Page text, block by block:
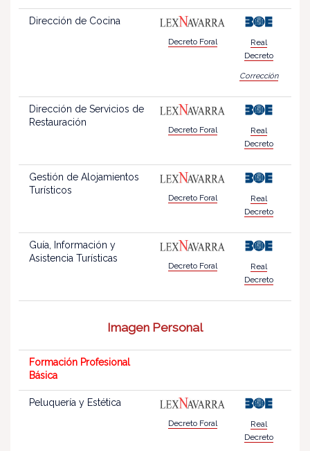
Dirección de Cocina
Decreto Foral
Real
Decreto
Corrección
Dirección de Servicios de
Restauración
Decreto Foral
Real
Decreto
Gestión de Alojamientos
Turísticos
Decreto Foral
Real
Decreto
Guía, Información y
Asistencia Turísticas
Decreto Foral
Real
Decreto
Imagen Personal
Formación Profesional
Básica
Peluquería y Estética
Decreto Foral
Real
Decreto